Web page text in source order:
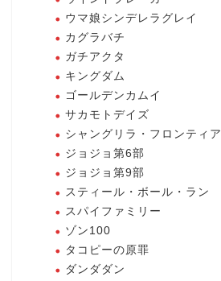
ウマ娘シンデレラグレイ
カグラバチ
ガチアクタ
キングダム
ゴールデンカムイ
サカモトデイズ
シャングリラ・フロンティア
ジョジョ第6部
ジョジョ第9部
スティール・ボール・ラン
スパイファミリー
ゾン100
タコピーの原罪
ダンダダン